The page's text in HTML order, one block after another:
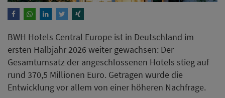
BWH Hotels Central Europe ist in Deutschland im
ersten Halbjahr 2026 weiter gewachsen: Der
Gesamtumsatz der angeschlossenen Hotels stieg auf
rund 370,5 Millionen Euro. Getragen wurde die
Entwicklung vor allem von einer höheren Nachfrage.